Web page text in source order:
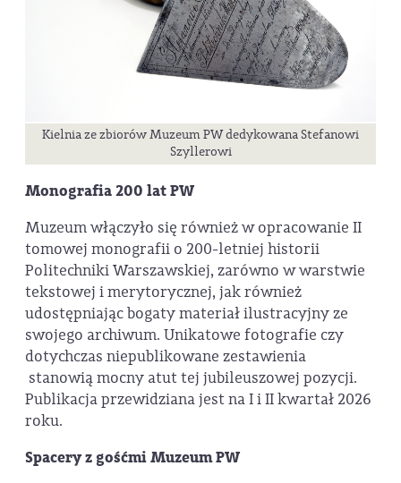
Kielnia ze zbiorów Muzeum PW dedykowana Stefanowi
Szyllerowi
Monografia 200 lat PW
Muzeum włączyło się również w opracowanie II
tomowej monografii o 200-letniej historii
Politechniki Warszawskiej, zarówno w warstwie
tekstowej i merytorycznej, jak również
udostępniając bogaty materiał ilustracyjny ze
swojego archiwum. Unikatowe fotografie czy
dotychczas niepublikowane zestawienia
stanowią mocny atut tej jubileuszowej pozycji.
Publikacja przewidziana jest na I i II kwartał 2026
roku.
Spacery z gośćmi Muzeum PW